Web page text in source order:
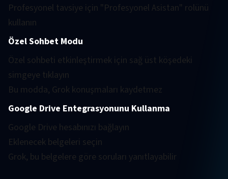
Profesyonel tavsiye için "Profesyonel Asistan" rolünü
kullanın
Özel Sohbet Modu
Özel sohbeti etkinleştirmek için sağ üst köşedeki
simgeye tıklayın
Bu modda, Grok konuşmaları kaydetmez
Google Drive Entegrasyonunu Kullanma
Google Drive hesabınızı bağlayın
Eklenecek belgeleri seçin
Grok, bu belgelere göre soruları yanıtlayabilir